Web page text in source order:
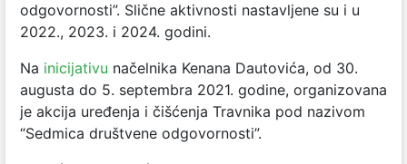
odgovornosti”. Slične aktivnosti nastavljene su i u
2022., 2023. i 2024. godini.
Na inicijativu načelnika Kenana Dautovića, od 30.
augusta do 5. septembra 2021. godine, organizovana
je akcija uređenja i čišćenja Travnika pod nazivom
“Sedmica društvene odgovornosti”.